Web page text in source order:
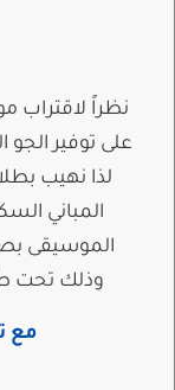
نظراً لاقتراب
على توفير الجو
لذا نهيب
المباني
الموسيقى
وذلك تحت
مع